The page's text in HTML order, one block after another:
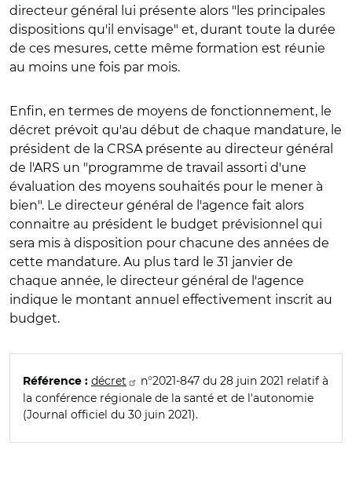
directeur général lui présente alors "les principales
dispositions qu'il envisage" et, durant toute la durée
de ces mesures, cette même formation est réunie
au moins une fois par mois.
Enfin, en termes de moyens de fonctionnement, le
décret prévoit qu'au début de chaque mandature, le
président de la CRSA présente au directeur général
de l'ARS un "programme de travail assorti d'une
évaluation des moyens souhaités pour le mener à
bien". Le directeur général de l'agence fait alors
connaitre au président le budget prévisionnel qui
sera mis à disposition pour chacune des années de
cette mandature. Au plus tard le 31 janvier de
chaque année, le directeur général de l'agence
indique le montant annuel effectivement inscrit au
budget.
Référence : décret
n°2021-847 du 28 juin 2021 relatif à
la conférence régionale de la santé et de l'autonomie
(Journal officiel du 30 juin 2021).